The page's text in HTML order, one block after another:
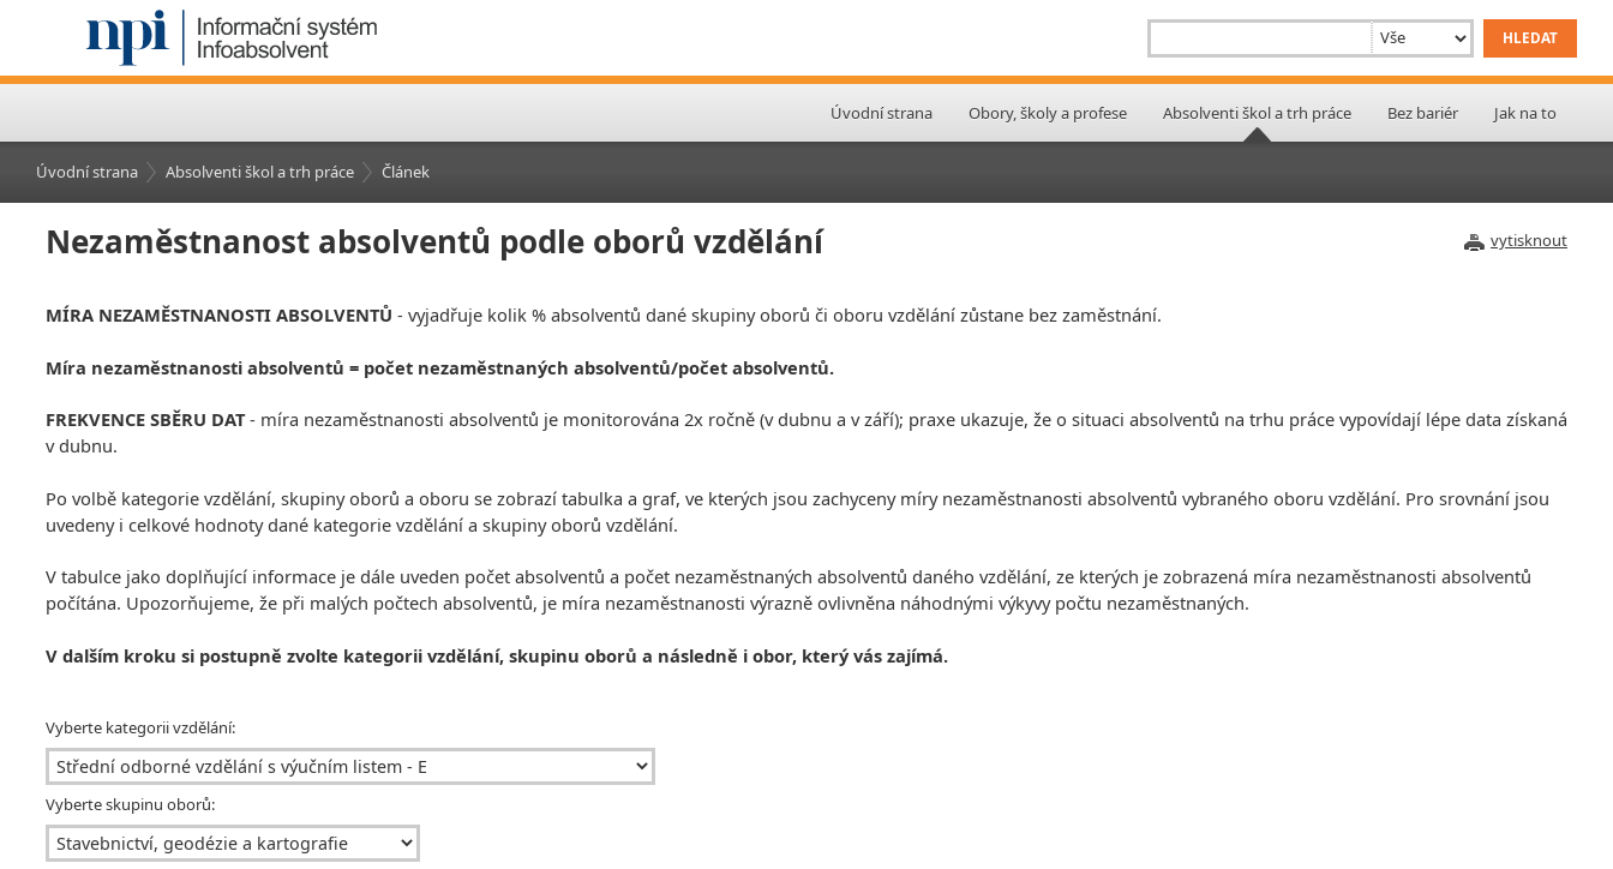
Úvodní strana Obory, školy a profese Absolventi škol a trh práce Bez bariér Jak na to
Úvodní strana Absolventi škol a trh práce Článek
vytisknout
Nezaměstnanost absolventů podle oborů vzdělání
MÍRA NEZAMĚSTNANOSTI ABSOLVENTŮ - vyjadřuje kolik % absolventů dané skupiny oborů či oboru vzdělání zůstane bez zaměstnání.
Míra nezaměstnanosti absolventů = počet nezaměstnaných absolventů/počet absolventů.
FREKVENCE SBĚRU DAT- míra nezaměstnanosti absolventů je monitorována 2x ročně (v dubnu a v září); praxe ukazuje, že o situaci absolventů na trhu práce vypovídají lépe data získaná
v dubnu.
Po volbě kategorie vzdělání, skupiny oborů a oboru se zobrazí tabulka a graf, ve kterých jsou zachyceny míry nezaměstnanosti absolventů vybraného oboru vzdělání. Pro srovnání jsou
uvedeny i celkové hodnoty dané kategorie vzdělání a skupiny oborů vzdělání.
V tabulce jako doplňující informace je dále uveden počet absolventů a počet nezaměstnaných absolventů daného vzdělání, ze kterých je zobrazená míra nezaměstnanosti absolventů
počítána. Upozorňujeme, že při malých počtech absolventů, je míra nezaměstnanosti výrazně ovlivněna náhodnými výkyvy počtu nezaměstnaných.
V dalším kroku si postupně zvolte kategorii vzdělání, skupinu oborů a následně i obor, který vás zajímá.
Vyberte kategorii vzdělání:
Vyberte skupinu oborů: